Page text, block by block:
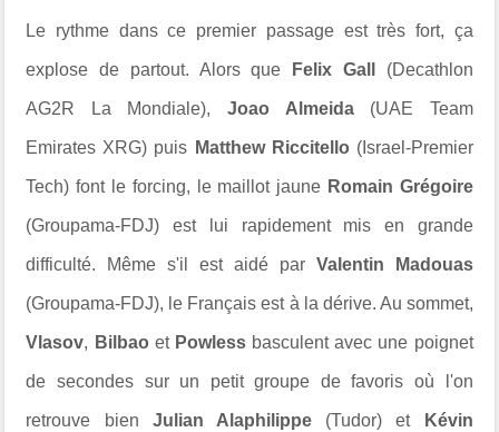
Le rythme dans ce premier passage est très fort, ça
explose de partout. Alors que Felix Gall (Decathlon
AG2R La Mondiale), Joao Almeida(UAE Team
Emirates XRG) puis Matthew Riccitello (Israel-Premier
Tech) font le forcing, le maillot jaune Romain Grégoire
(Groupama-FDJ) est lui rapidement mis en grande
difficulté. Même s'il est aidé par Valentin Madouas
(Groupama-FDJ), le Français est à la dérive. Au sommet,
Vlasov, Bilbao et Powless basculent avec une poignet
de secondes sur un petit groupe de favoris où l'on
retrouve bien Julian Alaphilippe (Tudor) et Kévin